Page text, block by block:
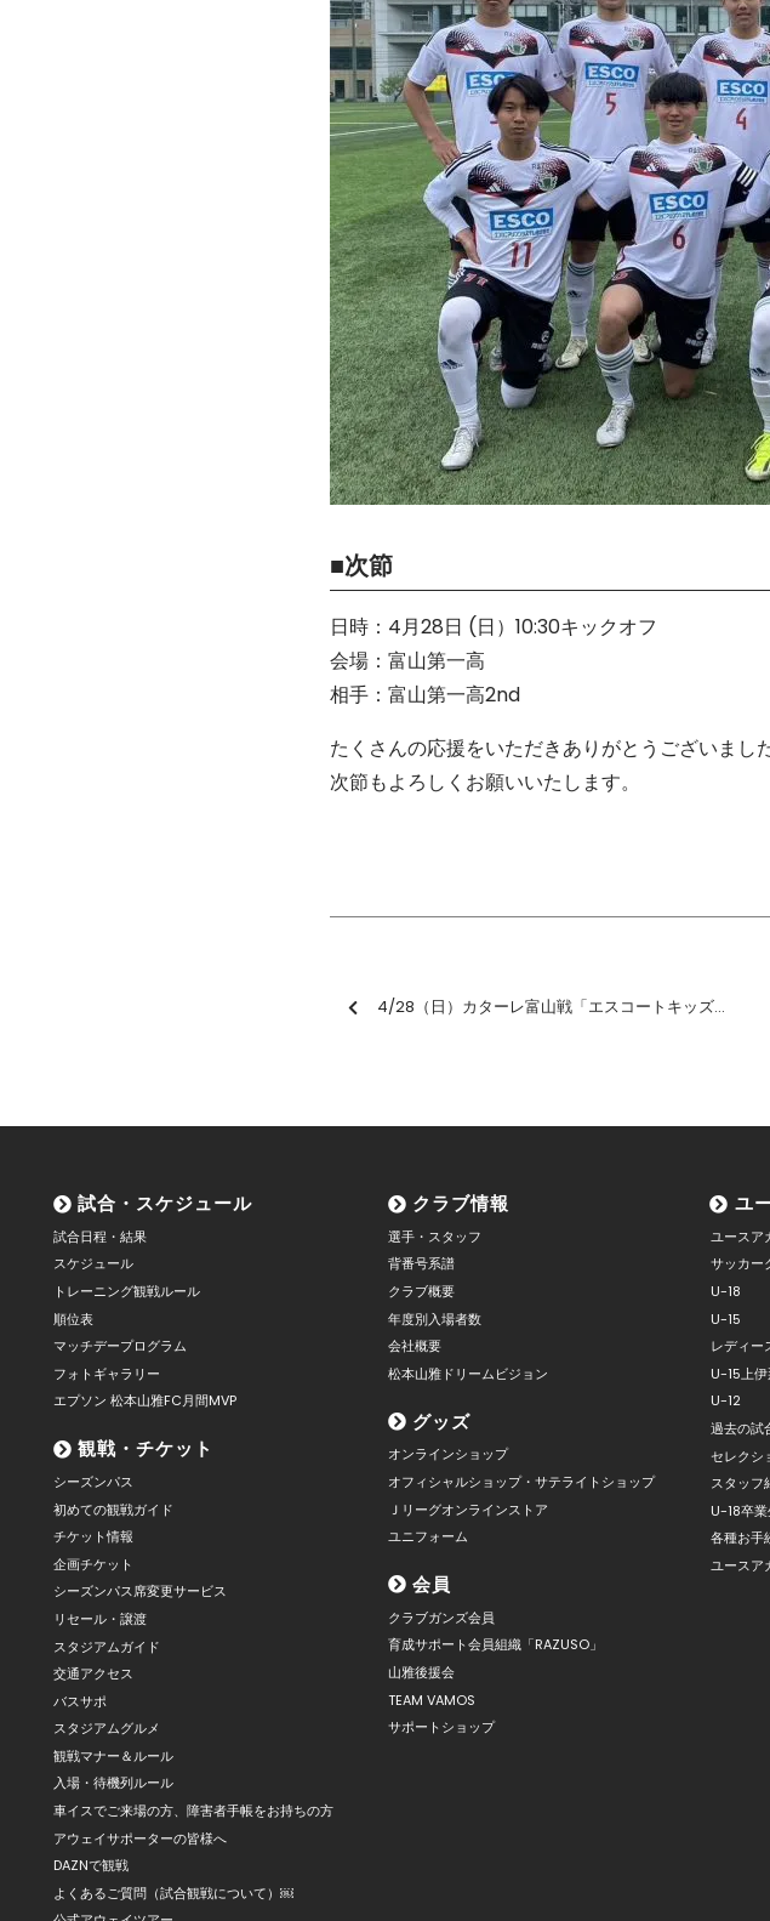
■次節
日時：4月28日 (日）10:30キックオフ
会場：富山第一高
相手：富山第一高2nd
たくさんの応援をいただきありがとうございました
次節もよろしくお願いいたします。
4/28（日）カターレ富山戦「エスコートキッズ」参加者募集のお知らせ
試合・スケジュール
試合日程・結果
スケジュール
トレーニング観戦ルール
順位表
マッチデープログラム
フォトギャラリー
エプソン 松本山雅FC月間MVP
観戦・チケット
シーズンパス
初めての観戦ガイド
チケット情報
企画チケット
シーズンパス席変更サービス
リセール・譲渡
スタジアムガイド
交通アクセス
バスサポ
スタジアムグルメ
観戦マナー＆ルール
入場・待機列ルール
車イスでご来場の方、障害者手帳をお持ちの方
アウェイサポーターの皆様へ
DAZNで観戦
よくあるご質問（試合観戦について）￼
クラブ情報
選手・スタッフ
背番号系譜
クラブ概要
年度別入場者数
会社概要
松本山雅ドリームビジョン
グッズ
オンラインショップ
オフィシャルショップ・サテライトショップ
Ｊリーグオンラインストア
ユニフォーム
会員
クラブガンズ会員
育成サポート会員組織「RAZUSO」
山雅後援会
TEAM VAMOS
サポートショップ
ユ
ユースア
サッカー
U-18
U-15
レディー
U-15上
U-12
過去の試
セレクシ
スタッフ
U-18卒
各種お手
ユースア